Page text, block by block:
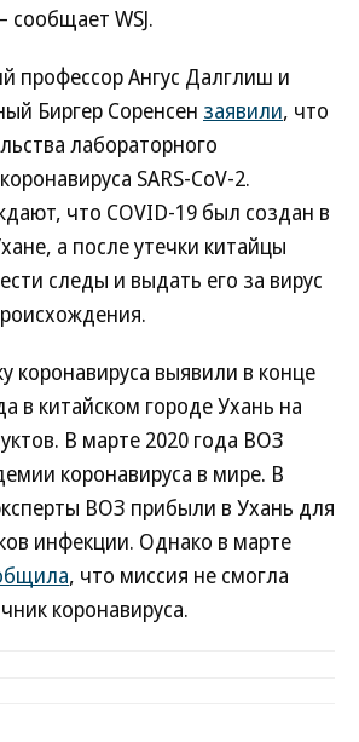
WSJ.
профессор Ангус Далглиш и
Биргер Соренсен заявили, что
лабораторного
SARS-CoV-2.
что COVID-19 был создан в
а после утечки китайцы
следы и выдать его за вирус
коронавируса выявили в конце
в китайском городе Ухань на
В марте 2020 года ВОЗ
коронавируса в мире. В
ВОЗ прибыли в Ухань для
инфекции. Однако в марте
, что миссия не смогла
коронавируса.